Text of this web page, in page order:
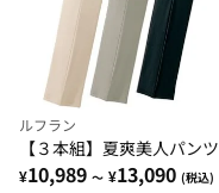
ルフラン
【３本組】夏爽美人パンツ
¥10,989 ～ ¥13,090 (税込)